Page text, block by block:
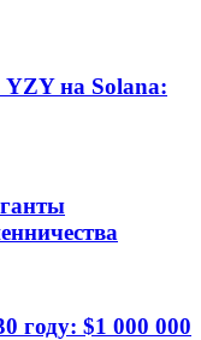
YZY на Solana:
году: $1 000 000